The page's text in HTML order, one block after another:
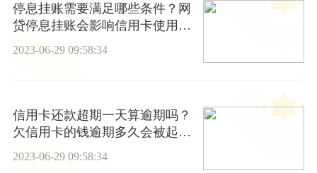
停息挂账需要满足哪些条件？网
贷停息挂账会影响信用卡使用
2023-06-29 09:58:34
信用卡还款超期一天算逾期吗？
欠信用卡的钱逾期多久会被起
诉?_全球信息
2023-06-29 09:58:34